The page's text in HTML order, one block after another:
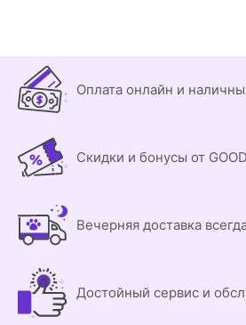
Оплата онлайн и
Скидки и бонусы от
Вечерняя доставка
Достойный сервис и